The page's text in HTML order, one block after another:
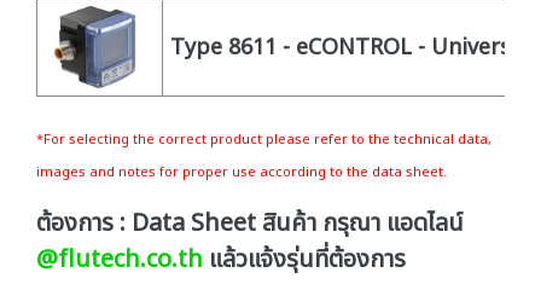
Type 8611 - eCONTROL -
*For selecting the correct product please refer to the technical data,
images and notes for proper use according to the data sheet.
ต้องการ : Data Sheet สินค้า กรุณา แอดไลน์
@flutech.co.th แล้วแจ้งรุ่นที่ต้องการ